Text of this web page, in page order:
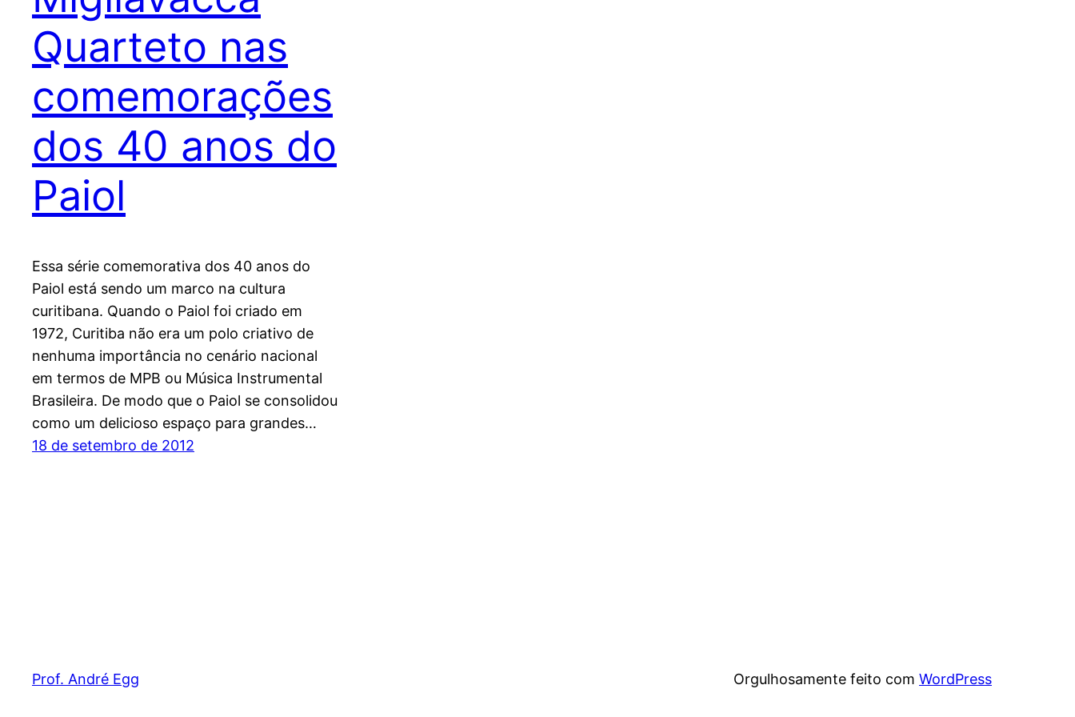
Quarteto nas
comemorações
dos 40 anos do
Paiol
Essa série comemorativa dos 40 anos do
Paiol está sendo um marco na cultura
curitibana. Quando o Paiol foi criado em
1972, Curitiba não era um polo criativo de
nenhuma importância no cenário nacional
em termos de MPB ou Música Instrumental
Brasileira. De modo que o Paiol se consolidou
como um delicioso espaço para grandes…
18 de setembro de 2012
Prof. André Egg Orgulhosamente feito com WordPress